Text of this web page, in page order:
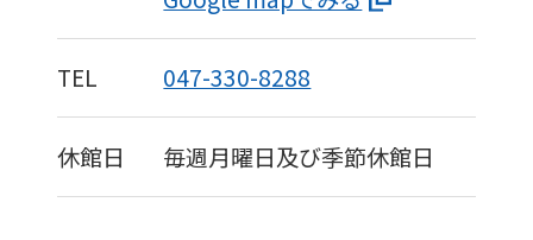
TEL 047-330-8288
休館日 毎週月曜日及び季節休館日